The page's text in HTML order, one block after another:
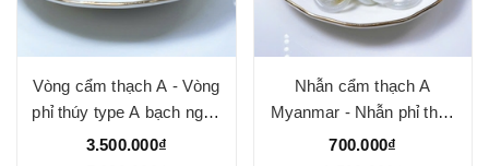
Vòng cẩm thạch A - Vòng
phỉ thúy type A bạch ngọc
phớt xanh điểm lý và gà
3.500.000₫
Nhẫn cẩm thạch A
Myanmar - Nhẫn phỉ thúy
bạch ngọc - bạch ngọc
700.000₫